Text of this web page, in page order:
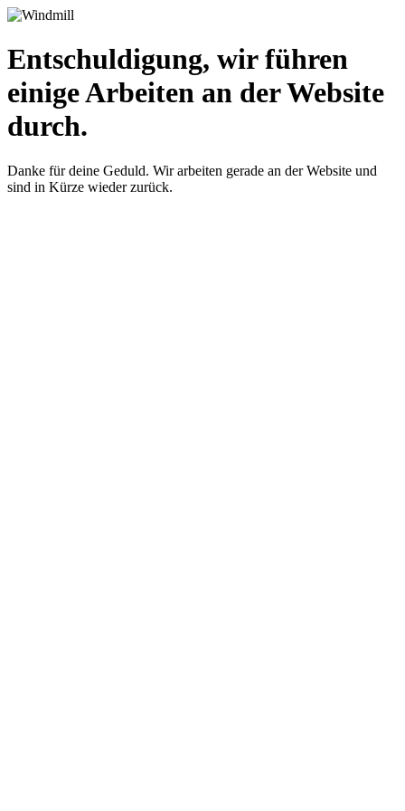
Entschuldigung, wir führen
einige Arbeiten an der Website
durch.
Danke für deine Geduld. Wir arbeiten gerade an der Website und
sind in Kürze wieder zurück.